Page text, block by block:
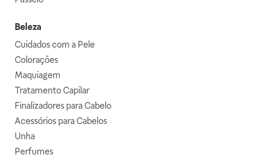
Beleza
Cuidados com a Pele
Colorações
Maquiagem
Tratamento Capilar
Finalizadores para Cabelo
Acessórios para Cabelos
Unha
Perfumes